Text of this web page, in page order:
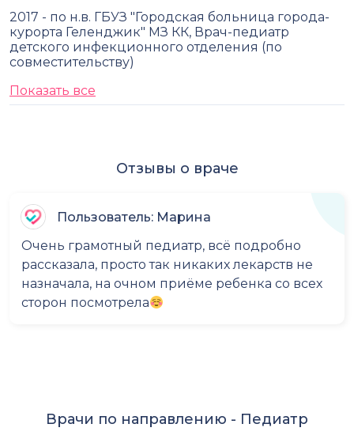
2017 - по н.в. ГБУЗ "Городская больница города-
курорта Геленджик" МЗ КК, Врач-педиатр
детского инфекционного отделения (по
совместительству)
Показать все
Отзывы о враче
Пользователь: Марина
Очень грамотный педиатр, всё подробно
рассказала, просто так никаких лекарств не
назначала, на очном приёме ребенка со всех
сторон посмотрела
Врачи по направлению - Педиатр